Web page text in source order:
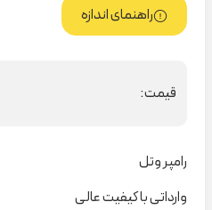
راهنمای اندازه
قیمت:
رامپر وتل
وارداتی با کیفیت عالی